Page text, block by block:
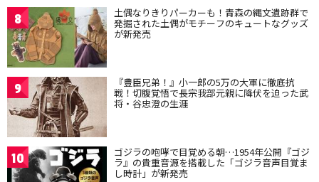
8 土偶なりきりパーカーも！青森の縄文遺跡群で
発掘された土偶がモチーフのキュートなグッズ
が新発売
9 『豊臣兄弟！』小一郎の5万の大軍に徹底抗
戦！切腹覚悟で長宗我部元親に降伏を迫った武
将・谷忠澄の生涯
10 ゴジラの咆哮で目覚める朝…1954年公開『ゴジ
ラ』の貴重音源を搭載した「ゴジラ音声目覚ま
し時計」が新発売